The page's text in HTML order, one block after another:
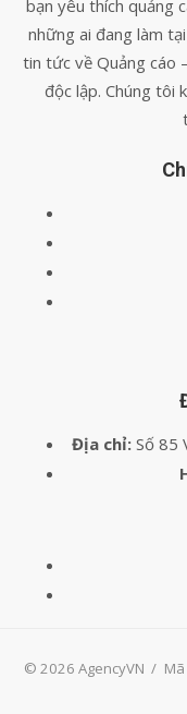
bạn yêu thích quảng
những ai đang làm
tin tức về Quảng cáo
độc lập. Chúng tôi
Địa chỉ: Số 85
© 2026 AgencyVN /